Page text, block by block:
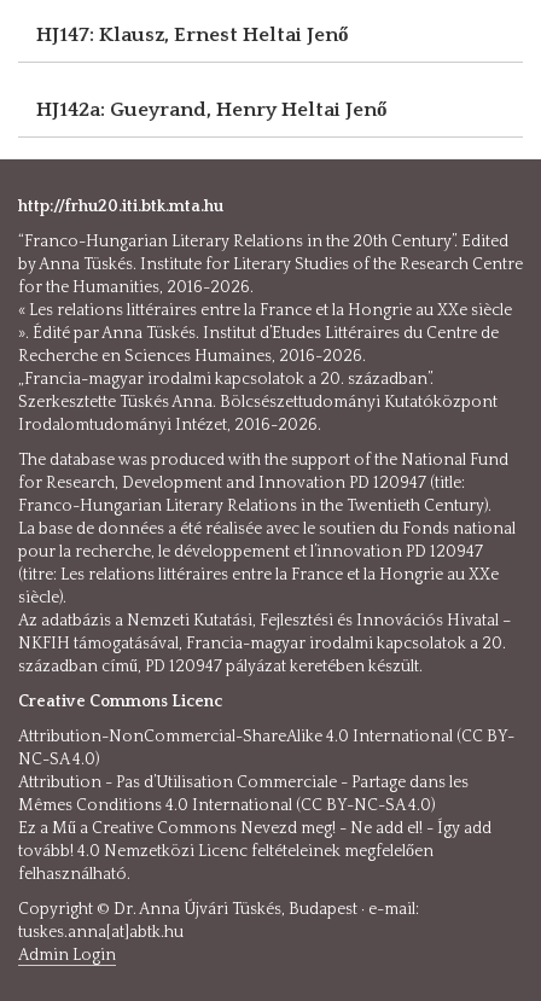
HJ147: Klausz, Ernest Heltai Jenő
HJ142a: Gueyrand, HenryHeltai Jenő
http://frhu20.iti.btk.mta.hu
“Franco-Hungarian Literary Relations in the 20th Century”. Edited
by Anna Tüskés. Institute for Literary Studies of the Research Centre
for the Humanities, 2016-2026.
« Les relations littéraires entre la France et la Hongrie au XXe siècle
». Édité par Anna Tüskés. Institut d’Etudes Littéraires du Centre de
Recherche en Sciences Humaines, 2016-2026.
„Francia-magyar irodalmi kapcsolatok a 20. században”.
Szerkesztette Tüskés Anna. Bölcsészettudományi Kutatóközpont
Irodalomtudományi Intézet, 2016-2026.
The database was produced with the support of the National Fund
for Research, Development and Innovation PD 120947 (title:
Franco-Hungarian Literary Relations in the Twentieth Century).
La base de données a été réalisée avec le soutien du Fonds national
pour la recherche, le développement et l’innovation PD 120947
(titre: Les relations littéraires entre la France et la Hongrie au XXe
siècle).
Az adatbázis a Nemzeti Kutatási, Fejlesztési és Innovációs Hivatal –
NKFIH támogatásával, Francia-magyar irodalmi kapcsolatok a 20.
században című, PD 120947 pályázat keretében készült.
Creative Commons Licenc
Attribution-NonCommercial-ShareAlike 4.0 International (CC BY-
NC-SA 4.0)
Attribution - Pas d’Utilisation Commerciale - Partage dans les
Mêmes Conditions 4.0 International (CC BY-NC-SA 4.0)
Ez a Mű a Creative Commons Nevezd meg! - Ne add el! - Így add
tovább! 4.0 Nemzetközi Licenc feltételeinek megfelelően
felhasználható.
Copyright © Dr. Anna Újvári Tüskés, Budapest · e-mail:
tuskes.anna[at]abtk.hu
Admin Login